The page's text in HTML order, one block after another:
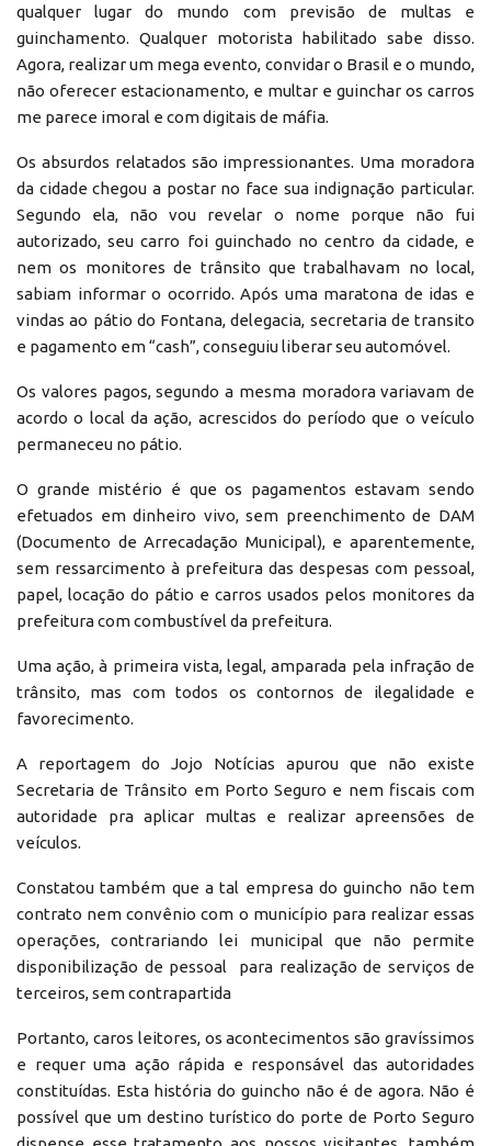
qualquer lugar do mundo com previsão de multas e
guinchamento. Qualquer motorista habilitado sabe disso.
Agora, realizar um mega evento, convidar o Brasil e o mundo,
não oferecer estacionamento, e multar e guinchar os carros
me parece imoral e com digitais de máfia.
Os absurdos relatados são impressionantes. Uma moradora
da cidade chegou a postar no face sua indignação particular.
Segundo ela, não vou revelar o nome porque não fui
autorizado, seu carro foi guinchado no centro da cidade, e
nem os monitores de trânsito que trabalhavam no local,
sabiam informar o ocorrido. Após uma maratona de idas e
vindas ao pátio do Fontana, delegacia, secretaria de transito
e pagamento em “cash”, conseguiu liberar seu automóvel.
Os valores pagos, segundo a mesma moradora variavam de
acordo o local da ação, acrescidos do período que o veículo
permaneceu no pátio.
O grande mistério é que os pagamentos estavam sendo
efetuados em dinheiro vivo, sem preenchimento de DAM
(Documento de Arrecadação Municipal), e aparentemente,
sem ressarcimento à prefeitura das despesas com pessoal,
papel, locação do pátio e carros usados pelos monitores da
prefeitura com combustível da prefeitura.
Uma ação, à primeira vista, legal, amparada pela infração de
trânsito, mas com todos os contornos de ilegalidade e
favorecimento.
A reportagem do Jojo Notícias apurou que não existe
Secretaria de Trânsito em Porto Seguro e nem fiscais com
autoridade pra aplicar multas e realizar apreensões de
veículos.
Constatou também que a tal empresa do guincho não tem
contrato nem convênio com o município para realizar essas
operações, contrariando lei municipal que não permite
disponibilização de pessoal para realização de serviços de
terceiros, sem contrapartida
Portanto, caros leitores, os acontecimentos são gravíssimos
e requer uma ação rápida e responsável das autoridades
constituídas. Esta história do guincho não é de agora. Não é
possível que um destino turístico do porte de Porto Seguro